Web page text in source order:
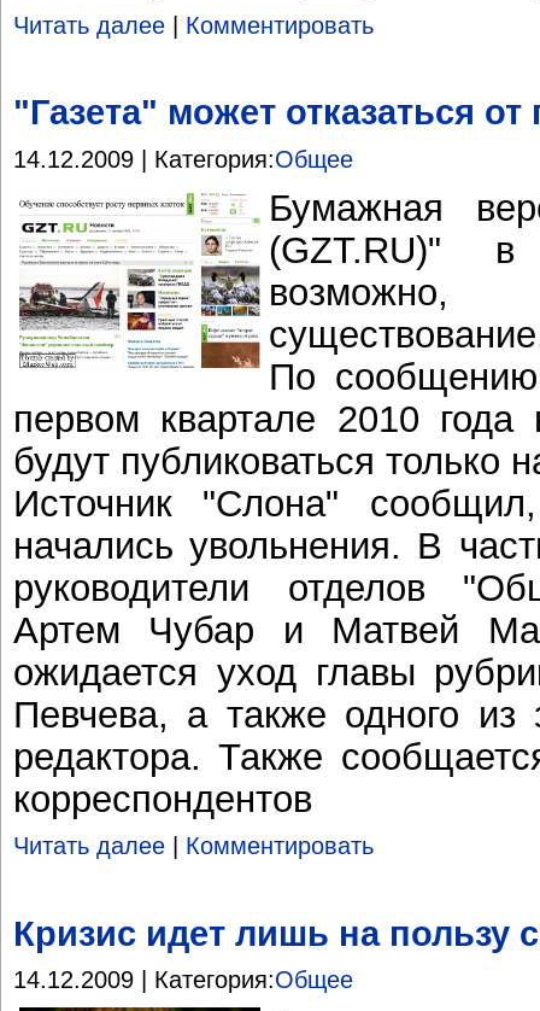
Читать далее Комментировать
"Газета" может отказаться
14.12.2009 | Категория:Общее
Бумажная
(GZT.RU)"
возможно,
По
первом квартале 2010 года
будут публиковаться только
Источник "Слона"
начались увольнения. В
руководители отделов
Артем Чубар и Матвей
ожидается уход главы
Певчева, а также одного из
редактора. Также
корреспондентов
Читать далее Комментировать
Кризис идет лишь на пользу
14.12.2009 | Категория:Общее